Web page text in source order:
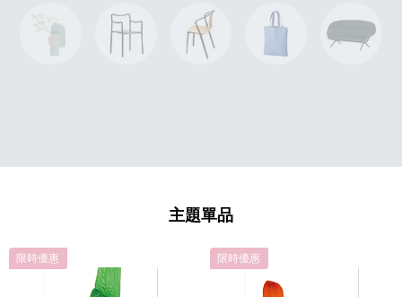
主題單品
限時優惠 限時優惠